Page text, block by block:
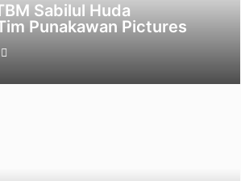
Sabilul Huda
Punakawan Pictures